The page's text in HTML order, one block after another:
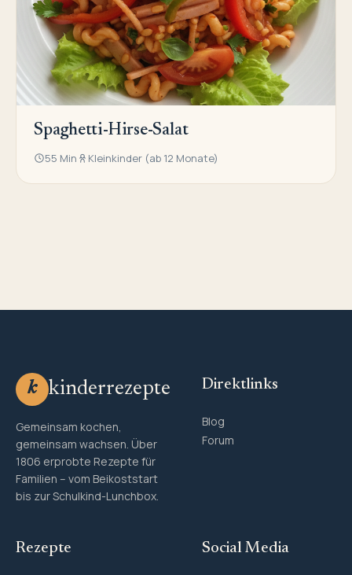
Spaghetti-Hirse-Salat
55 Min Kleinkinder (ab 12 Monate)
k kinderrezepte
Gemeinsam kochen,
gemeinsam wachsen. Über
1806 erprobte Rezepte für
Familien – vom Beikoststart
bis zur Schulkind-Lunchbox.
Direktlinks
Blog
Forum
Rezepte Social Media